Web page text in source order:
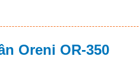
Oreni OR-350